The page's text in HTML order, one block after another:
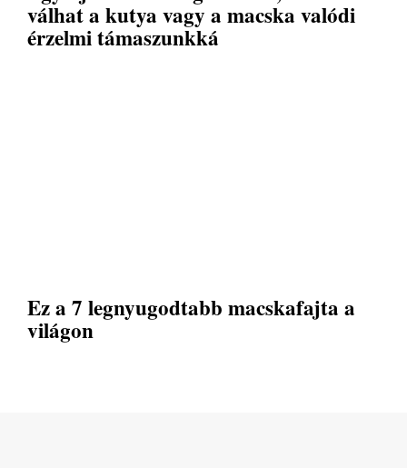
válhat a kutya vagy a macska valódi
érzelmi támaszunkká
Ez a 7 legnyugodtabb macskafajta a
világon